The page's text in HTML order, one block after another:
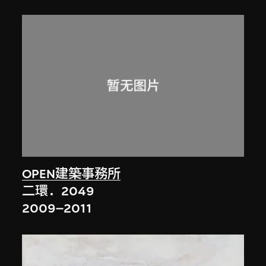
OPEN建築事務所
二環．2049
2009–2011